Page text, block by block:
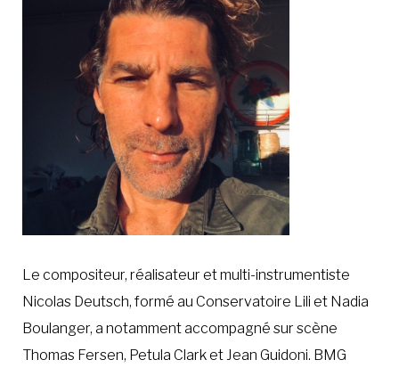
À LA POINTE DE LA PROFESSION
DEVENIR MEMBRE
Le compositeur, réalisateur et multi-instrumentiste
Nicolas Deutsch, formé au Conservatoire Lili et Nadia
Boulanger, a notamment accompagné sur scène
Thomas Fersen, Petula Clark et Jean Guidoni. BMG